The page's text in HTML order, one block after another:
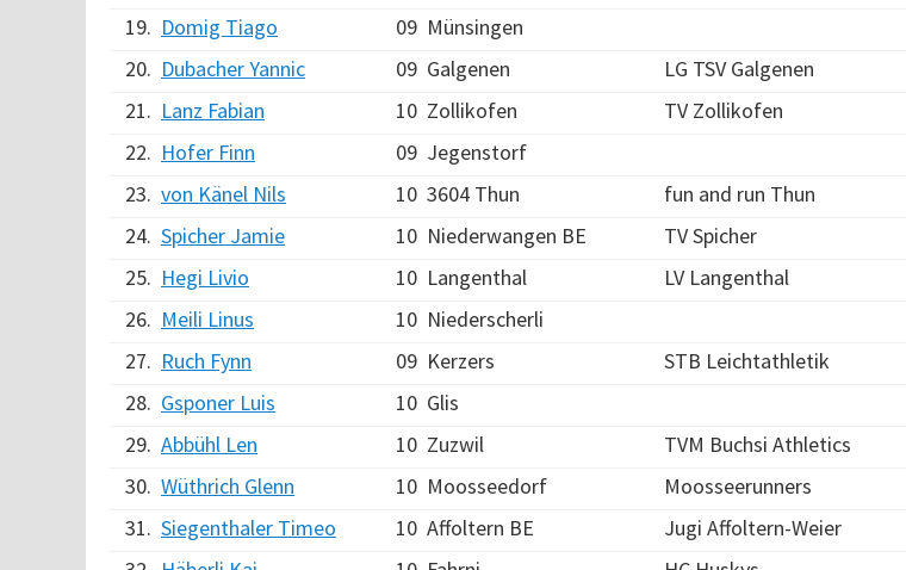
19. Domig Tiago 09 Münsingen
20. Dubacher Yannic 09 Galgenen LG TSV Galgenen
21. Lanz Fabian 10 Zollikofen TV Zollikofen
22. Hofer Finn 09 Jegenstorf
23. von Känel Nils 10 3604 Thun fun and run Thun
24. Spicher Jamie 10 Niederwangen BE TV Spicher
25. Hegi Livio 10 Langenthal LV Langenthal
26. Meili Linus 10 Niederscherli
27. Ruch Fynn 09 Kerzers STB Leichtathletik
28. Gsponer Luis 10 Glis
29. Abbühl Len 10 Zuzwil TVM Buchsi Athletics
30. Wüthrich Glenn 10 Moosseedorf Moosseerunners
31. Siegenthaler Timeo 10 Affoltern BE Jugi Affoltern-Weier